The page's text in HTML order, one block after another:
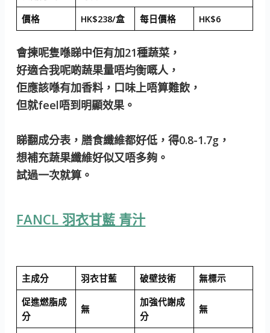
價格
HK$238/盒 每日價格 HK$6
會揀呢隻喺睇中佢有加21種蔬菜，
好適合我呢啲蔬果量唔均衡嘅人，
佢應該喺有加香料，口味上唔算難飲，
但就feel唔到明顯效果。
睇翻成分表，膳食纖維都好低，得0.8-1.7g，
想補充蔬果纖維好似又唔多夠。
試過一次就算。
FANCL 羽衣甘藍 青汁
主成分 羽衣甘藍 破壁技術
無標示
促進燃脂成
分
無
加強代謝成
分
無